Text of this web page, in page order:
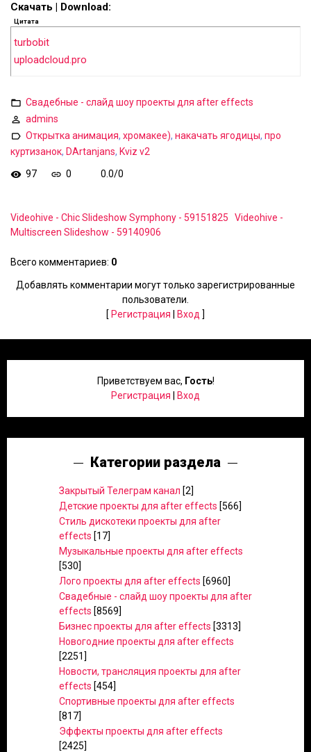
Скачать | Download:
Цитата
turbobit
uploadcloud.pro
Свадебные - слайд шоу проекты для after effects
admins
Открытка анимация, хромакее), накачать ягодицы, про
куртизанок, DArtanjans, Kviz v2
97
0 0.0/0
Videohive - Chic Slideshow Symphony - 59151825
Videohive -
Multiscreen Slideshow - 59140906
Всего комментариев: 0
Добавлять комментарии могут только зарегистрированные
пользователи.
[ Регистрация Вход ]
Приветствуем вас, Гость!
Регистрация
Вход
Категории раздела
Закрытый Телеграм канал [2]
Детские проекты для after effects [566]
Стиль дискотеки проекты для after
effects [17]
Музыкальные проекты для after effects
[530]
Лого проекты для after effects [6960]
Свадебные - слайд шоу проекты для after
effects [8569]
Бизнес проекты для after effects [3313]
Новогодние проекты для after effects
[2251]
Новости, трансляция проекты для after
effects [454]
Спортивные проекты для after effects
[817]
Эффекты проекты для after effects
[2425]